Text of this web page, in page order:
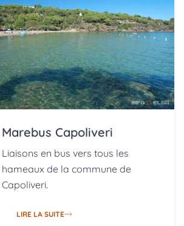
Marebus Capoliveri
Liaisons en bus vers tous les
hameaux de la commune de
Capoliveri.
LIRE LA SUITE